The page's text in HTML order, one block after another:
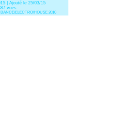
Killdeer)
| Ajouté le 25/03/15
vues
DANCE/ELECTRO/HOUSE 2010